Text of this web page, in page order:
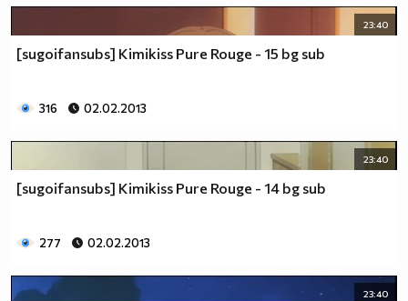
23:40
[sugoifansubs] Kimikiss Pure Rouge - 15 bg sub
316 02.02.2013
23:40
[sugoifansubs] Kimikiss Pure Rouge - 14 bg sub
277 02.02.2013
23:40